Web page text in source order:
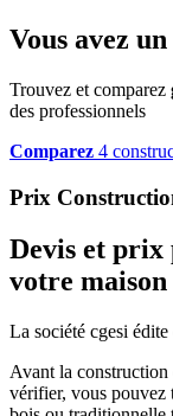
Vous avez
Trouvez et comparez
des professionnels
Comparez 4
Prix
Devis et prix
votre maison
La société cgesi édite
Avant la construction
vérifier, vous pouvez